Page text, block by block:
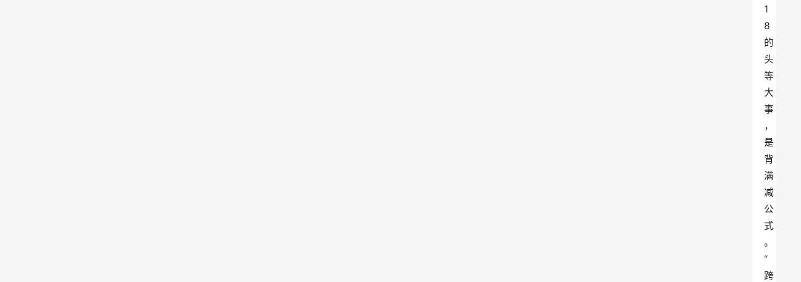
1
8
的
头
等
大
事
，
是
背
满
减
公
式
。
“
跨